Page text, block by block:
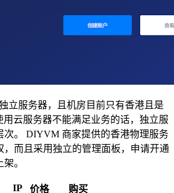
立服务器，且机房目前只有香港且是
云服务器不能满足业务的话，独立服
次。 DIYVM 商家提供的香港物理服务
，而且采用独立的管理面板，申请开通
。
IP 价格
购买